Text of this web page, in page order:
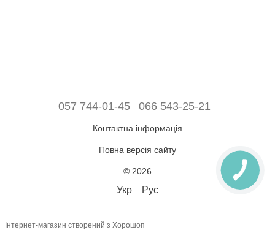
057 744-01-45 066 543-25-21
Контактна інформація
Повна версія сайту
© 2026
Укр Рус
Інтернет-магазин створений з Хорошоп